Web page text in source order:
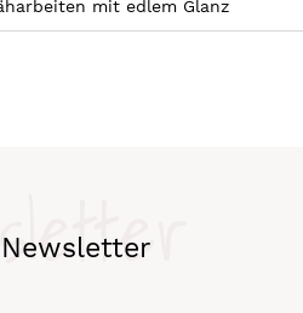
mit edlem Glanz